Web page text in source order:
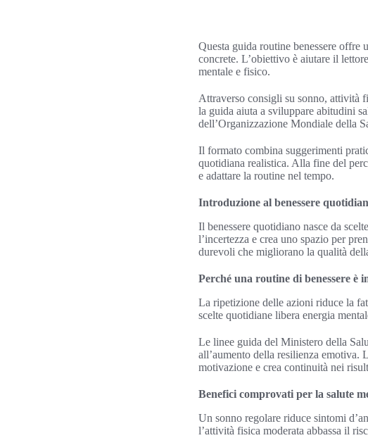
Questa guida routine benessere offre
concrete. L’obiettivo è aiutare il
mentale e fisico.
Attraverso consigli su sonno, attività
la guida aiuta a sviluppare abitudini
dell’Organizzazione Mondiale della
Il formato combina suggerimenti
quotidiana realistica. Alla fine del
e adattare la routine nel tempo.
Introduzione al benessere
Il benessere quotidiano nasce da
l’incertezza e crea uno spazio per
durevoli che migliorano la qualità
Perché una routine di benessere è
La ripetizione delle azioni riduce la
scelte quotidiane libera energia
Le linee guida del Ministero della
all’aumento della resilienza emotiva.
motivazione e crea continuità nei
Benefici comprovati per la salute
Un sonno regolare riduce sintomi
l’attività fisica moderata abbassa il